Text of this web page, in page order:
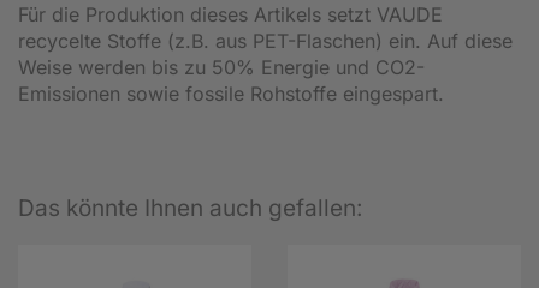
Für die Produktion dieses Artikels setzt VAUDE
recycelte Stoffe (z.B. aus PET-Flaschen) ein. Auf diese
Weise werden bis zu 50% Energie und CO2-
Emissionen sowie fossile Rohstoffe eingespart.
Das könnte Ihnen auch gefallen: